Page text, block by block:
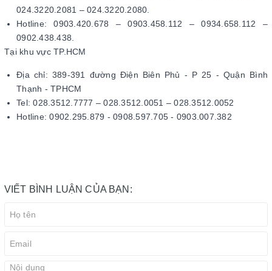
024.3220.2081 – 024.3220.2080.
Hotline: 0903.420.678 – 0903.458.112 – 0934.658.112 –
0902.438.438.
Tại khu vực TP.HCM
Địa chỉ: 389-391 đường Điện Biên Phủ - P 25 - Quận Bình
Thạnh - TPHCM
Tel: 028.3512.7777 – 028.3512.0051 – 028.3512.0052
Hotline: 0902.295.879 - 0908.597.705 - 0903.007.382
VIẾT BÌNH LUẬN CỦA BẠN: